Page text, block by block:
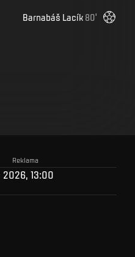
Barnabáš Lacík 80'
Reklama
13:00